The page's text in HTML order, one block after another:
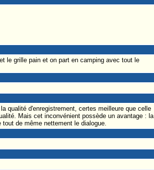
le grille pain et on part en camping avec tout le
qualité d'enregistrement, certes meilleure que celle
Mais cet inconvénient possède un avantage : la
de même nettement le dialogue.